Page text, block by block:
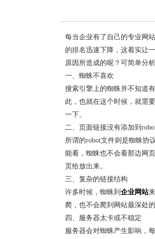
每当企业有了自己的专业网
的排名迅速下降，这着实让
原因所造成的呢？可简单分
一、蜘蛛不喜欢
搜索引擎上的蜘蛛并不知道
此，也就在这个时候，就需
一下。
二、页面链接没有添加到
所谓的robot文件则是蜘蛛协
能看，蜘蛛也不会看那边网
页给放出来。
三、复杂的链接结构
许多时候，蜘蛛到 企业网站
爬，也不会爬到网站最深处
四、服务器太卡或不稳定
服务器会对蜘蛛产生影响，